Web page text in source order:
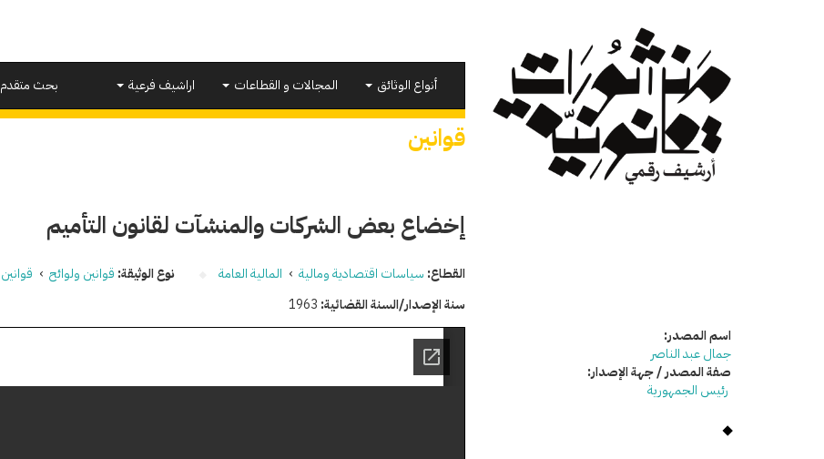
بحث متقدم
أنواع الوثائق المجالات و القطاعات اراشيف فرعية
قوانين
إخضاع بعض الشركات والمنشآت لقانون التأميم
القطاع: سياسات اقتصادية ومالية › المالية العامة نوع الوثيقة: قوانين ولوائح › قوانين
سنة الإصدار/السنة القضائية: 1963
اسم المصدر:
جمال عبد الناصر
صفة المصدر / جهة الإصدار:
رئيس الجمهورية